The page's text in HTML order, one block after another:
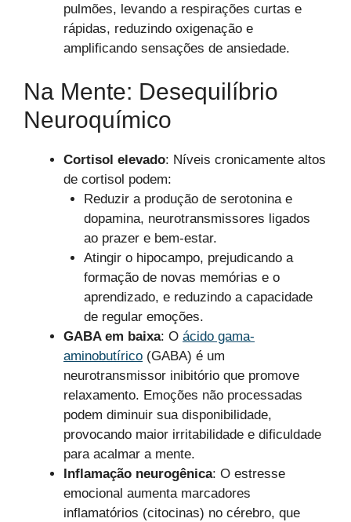
pulmões, levando a respirações curtas e
rápidas, reduzindo oxigenação e
amplificando sensações de ansiedade.
Na Mente: Desequilíbrio
Neuroquímico
Cortisol elevado: Níveis cronicamente altos
de cortisol podem:
Reduzir a produção de serotonina e
dopamina, neurotransmissores ligados
ao prazer e bem-estar.
Atingir o hipocampo, prejudicando a
formação de novas memórias e o
aprendizado, e reduzindo a capacidade
de regular emoções.
GABA em baixa: O ácido gama-
aminobutírico (GABA) é um
neurotransmissor inibitório que promove
relaxamento. Emoções não processadas
podem diminuir sua disponibilidade,
provocando maior irritabilidade e dificuldade
para acalmar a mente.
Inflamação neurogênica: O estresse
emocional aumenta marcadores
inflamatórios (citocinas) no cérebro, que